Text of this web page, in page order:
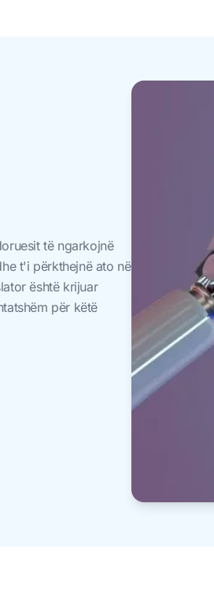
të ngarkojnë
t'i përkthejnë ato në
është krijuar
për këtë